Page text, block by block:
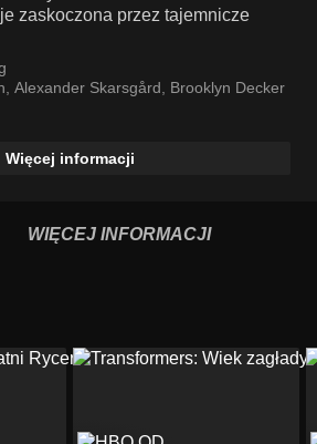
zaskoczona przez tajemnicze
, Alexander Skarsgård, Brooklyn Decker
Więcej informacji
WIĘCEJ INFORMACJI